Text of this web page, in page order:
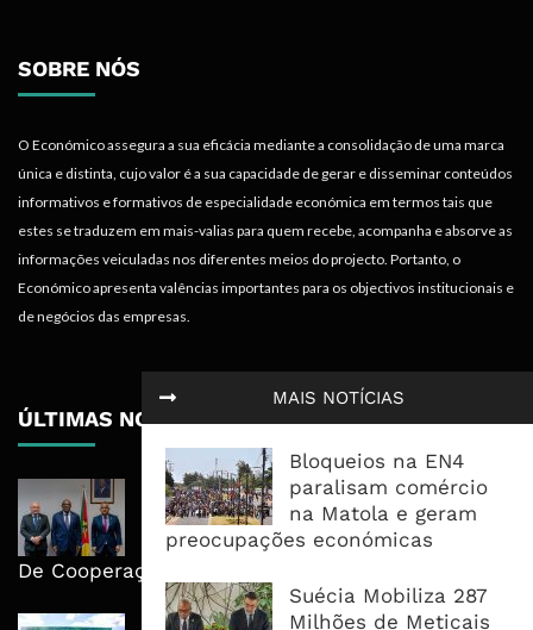
MAIS NOTÍCIAS
Bloqueios na EN4
paralisam comércio
na Matola e geram
preocupações económicas
Suécia Mobiliza 287
Milhões de Meticais
SOBRE NÓS
O Económico assegura a sua eficácia mediante a consolidação de uma marca
única e distinta, cujo valor é a sua capacidade de gerar e disseminar conteúdos
informativos e formativos de especialidade económica em termos tais que
estes se traduzem em mais-valias para quem recebe, acompanha e absorve as
informações veiculadas nos diferentes meios do projecto. Portanto, o
Económico apresenta valências importantes para os objectivos institucionais e
de negócios das empresas.
ÚLTIMAS NOTÍCIAS
Moçambique E ECA Colocam
Emprego, Industrialização E
Execução No Centro Da Nova Agenda
De Cooperação